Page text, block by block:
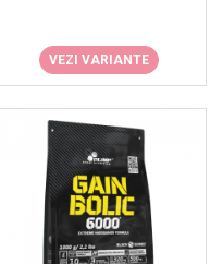
VEZI VARIANTE